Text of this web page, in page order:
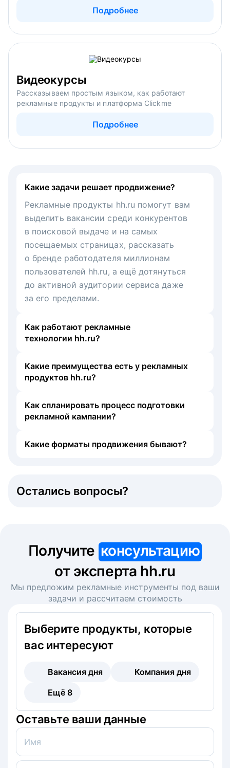
Подробнее
Видеокурсы
Рассказываем простым языком, как работают
рекламные продукты и платформа Clickme
Подробнее
Какие задачи решает продвижение?
Рекламные продукты hh.ru помогут вам
выделить вакансии среди конкурентов
в поисковой выдаче и на самых
посещаемых страницах, рассказать
о бренде работодателя миллионам
пользователей hh.ru, а ещё дотянуться
до активной аудитории сервиса даже
за его пределами.
Как работают рекламные
технологии hh.ru?
Какие преимущества есть у рекламных
продуктов hh.ru?
Как спланировать процесс подготовки
рекламной кампании?
Какие форматы продвижения бывают?
Остались вопросы?
Получите консультацию
от эксперта hh.ru
Мы предложим рекламные инструменты под ваши
задачи и рассчитаем стоимость
Выберите продукты, которые
вас интересуют
Вакансия дня
Компания дня
Ещё 8
Оставьте ваши данные
Имя